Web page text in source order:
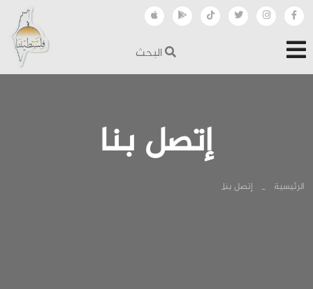
البحث
إتصل بنا
الرئيسية إتصل بنا